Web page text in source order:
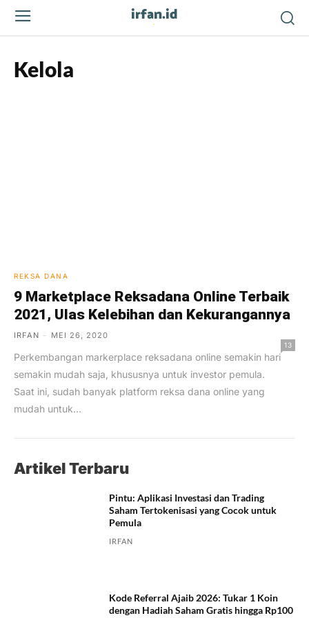
irfan.id
.
Kelola
REKSA DANA
9 Marketplace Reksadana Online Terbaik
2021, Ulas Kelebihan dan Kekurangannya
IRFAN - MEI 26, 2020
13
Perkembangan markerplace reksadana online semakin hari
semakin mudah saja, khususnya untuk investor pemula.
Saat ini, sudah banyak platform reksa dana online yang
mudah untuk...
Artikel Terbaru
Pintu: Aplikasi Investasi dan Trading
Saham Tertokenisasi yang Cocok untuk
Pemula
IRFAN
Kode Referral Ajaib 2026: Tukar 1 Koin
dengan Hadiah Saham Gratis hingga Rp100